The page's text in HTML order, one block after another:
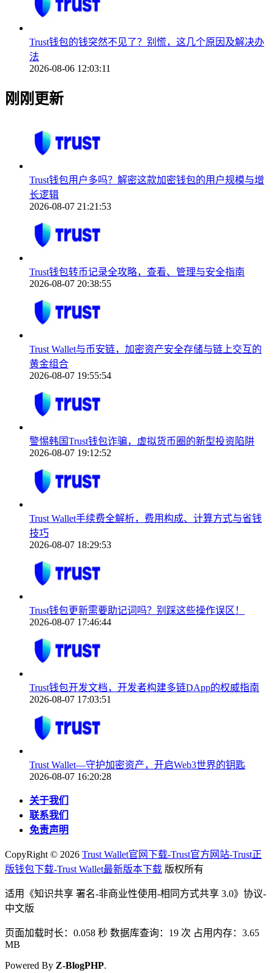
Trust钱包的钱突然不见了？别慌，这几个原因及解决办
法
2026-08-06 12:03:11
刚刚更新
Trust钱包用户多吗？解密这款加密钱包的用户规模与增
长逻辑
2026-08-07 21:21:53
Trust钱包转币记录全攻略，查看、管理与安全指南
2026-08-07 20:38:55
Trust Wallet与币安链，加密资产安全存储与链上交互的
黄金组合
2026-08-07 19:55:54
警惕韩国Trust钱包诈骗，虚拟货币圈的新型投资陷阱
2026-08-07 19:12:52
Trust Wallet手续费全解析，费用构成、计算方式与省钱
技巧
2026-08-07 18:29:53
Trust钱包更新需要助记词吗？别踩这些操作误区！
2026-08-07 17:46:44
Trust钱包开发文档，开发者构建多链DApp的权威指南
2026-08-07 17:03:51
Trust Wallet—守护加密资产，开启Web3世界的钥匙
2026-08-07 16:20:28
关于我们
联系我们
免责声明
CopyRight © 2026 Trust Wallet官网下载-Trust官方网站-Trust正
版钱包下载-Trust Wallet最新版本下载 版权所有
适用《知识共享 署名-非商业性使用-相同方式共享 3.0》协议-
中文版
页面加载时长：0.058 秒 数据库查询：19 次 占用内存：3.65
MB
Powered By Z-BlogPHP.